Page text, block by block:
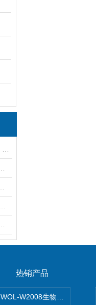
热销产品
WOL-W2008生物制药GMP